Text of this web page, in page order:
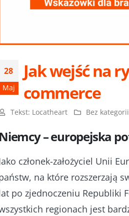
28
Maj
Jak wejść na
commerce
Tekst: Locatheart Bez kategorii
Niemcy – europejska
członek-założyciel Unii
na które rozszerzają
po zjednoczeniu Republiki
regionach jest